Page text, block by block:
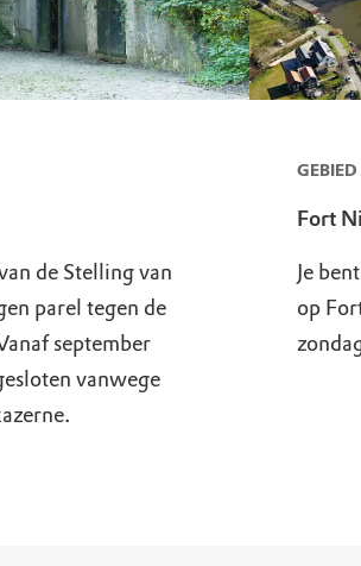
de Stelling van
parel tegen de
september
vanwege
GEBIED
Fort
Je
op